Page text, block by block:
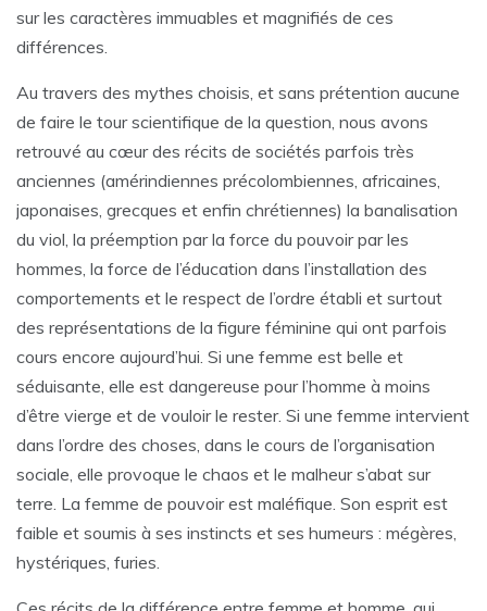
sur les caractères immuables et magnifiés de ces
différences.
Au travers des mythes choisis, et sans prétention aucune
de faire le tour scientifique de la question, nous avons
retrouvé au cœur des récits de sociétés parfois très
anciennes (amérindiennes précolombiennes, africaines,
japonaises, grecques et enfin chrétiennes) la banalisation
du viol, la préemption par la force du pouvoir par les
hommes, la force de l’éducation dans l’installation des
comportements et le respect de l’ordre établi et surtout
des représentations de la figure féminine qui ont parfois
cours encore aujourd’hui. Si une femme est belle et
séduisante, elle est dangereuse pour l’homme à moins
d’être vierge et de vouloir le rester. Si une femme intervient
dans l’ordre des choses, dans le cours de l’organisation
sociale, elle provoque le chaos et le malheur s’abat sur
terre. La femme de pouvoir est maléfique. Son esprit est
faible et soumis à ses instincts et ses humeurs : mégères,
hystériques, furies.